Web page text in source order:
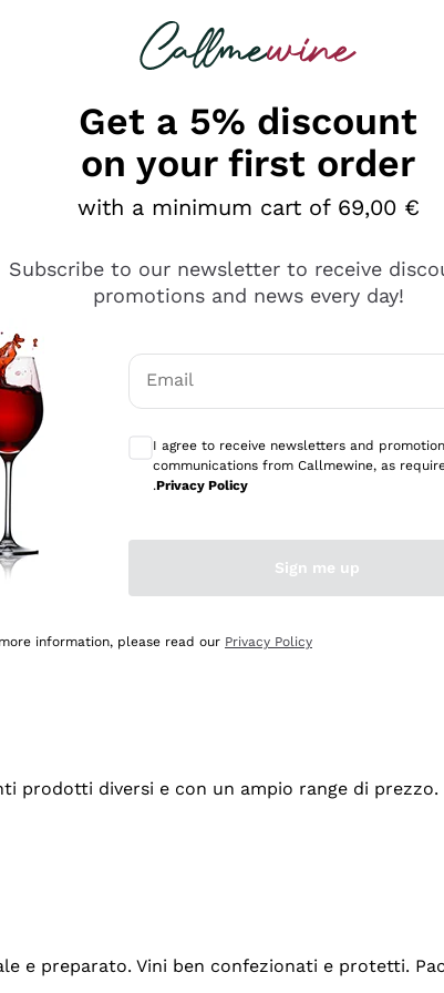
looking for
professionalità
diversi e con un ampio range di
e preparato. Vini ben confezionati e protetti.
Get a 5% discount
on your first order
with a minimum cart of 69,00 €
Subscribe to our newsletter to receive
promotions and news every day!
Email
I agree to receive newsletters and
communications from Callmewine, as
.Privacy Policy
Sign me up
information, please read our Privacy Policy